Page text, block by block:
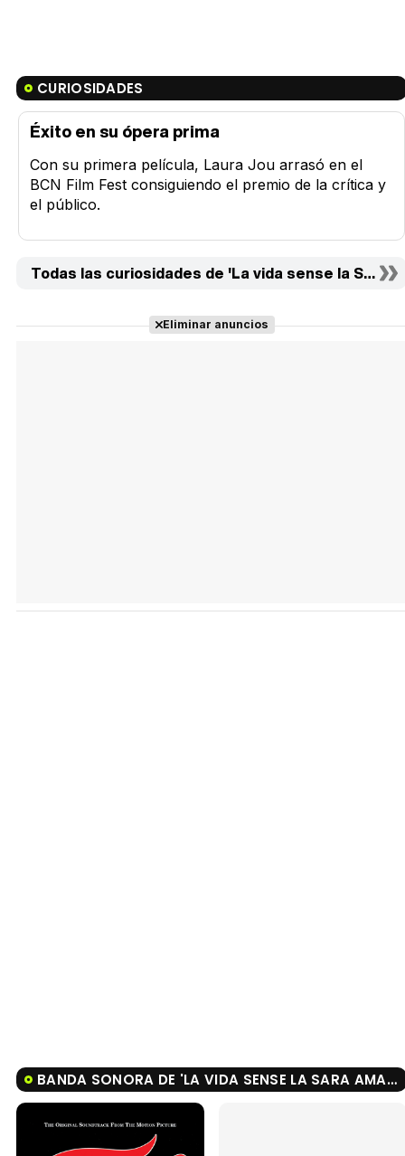
CURIOSIDADES
Éxito en su ópera prima
Con su primera película, Laura Jou arrasó en el
BCN Film Fest consiguiendo el premio de la crítica y
el público.
Todas las curiosidades de 'La vida sense la Sara
Eliminar anuncios
BANDA SONORA DE 'LA VIDA SENSE LA SARA AMAT'